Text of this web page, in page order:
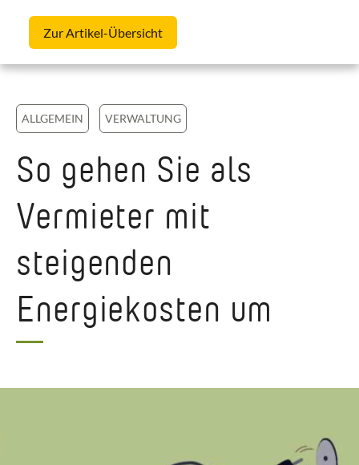
Zur Artikel-Übersicht
ALLGEMEIN VERWALTUNG
So gehen Sie als
Vermieter mit
steigenden
Energiekosten um